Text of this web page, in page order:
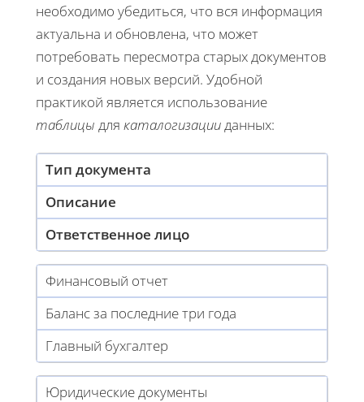
необходимо убедиться, что вся информация
актуальна и обновлена, что может
потребовать пересмотра старых документов
и создания новых версий. Удобной
практикой является использование
таблицы для каталогизацииданных:
Тип документа
Описание
Ответственное лицо
Финансовый отчет
Баланс за последние три года
Главный бухгалтер
Юридические документы